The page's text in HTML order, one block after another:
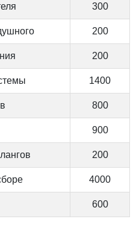
300
200
200
1400
800
900
200
4000
600